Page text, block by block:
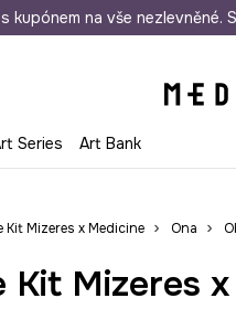
nákupu nad 1 200 Kč
s kupónem na vše
Series Art Bank
Kit Mizeres x Medicine Ona
Kit Mizeres